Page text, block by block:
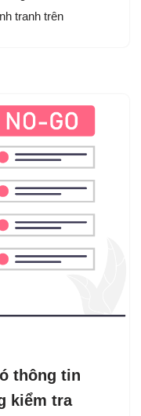
tranh trên
thông tin
kiểm tra